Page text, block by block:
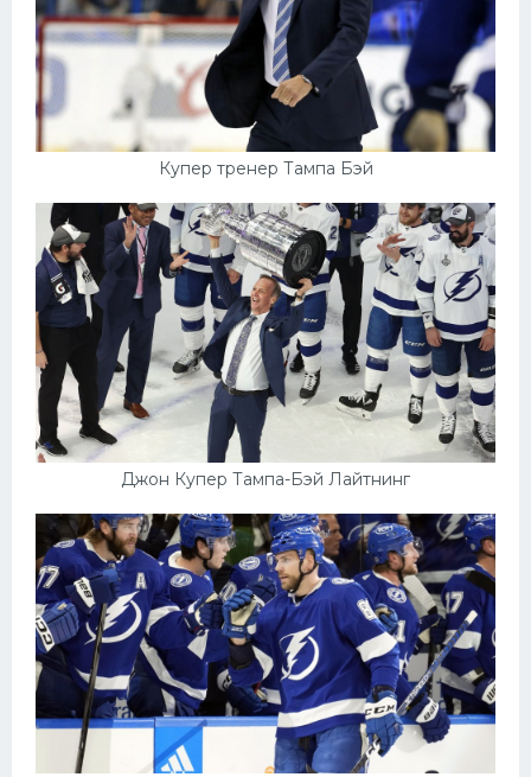
Купер тренер Тампа Бэй
Джон Купер Тампа-Бэй Лайтнинг